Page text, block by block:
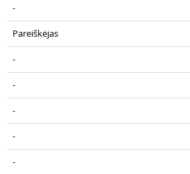
-
Pareiškėjas
-
-
-
-
-